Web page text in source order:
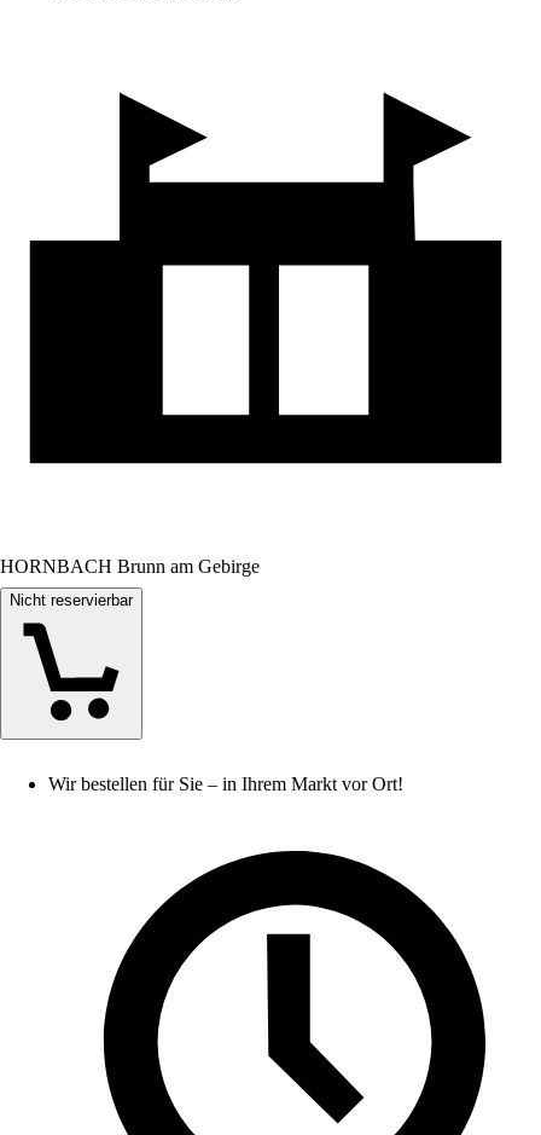
HORNBACH Brunn am Gebirge
Nicht reservierbar
Wir bestellen für Sie – in Ihrem Markt vor Ort!